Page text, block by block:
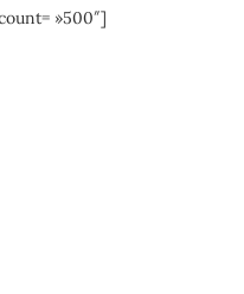
»500″]